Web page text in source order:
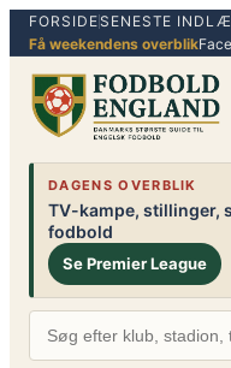
Spring
indhold
FORSIDESENESTE
Få weekendens overblik
DAGENS OVERBLIK
TV-kampe, stillinger,
fodbold
Se Premier League